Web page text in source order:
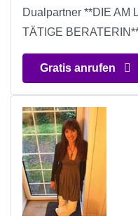
Dualpartner **DIE AM
TÄTIGE
Gratis anrufen